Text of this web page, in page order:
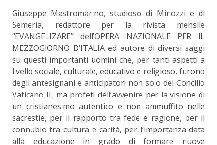
Giuseppe Mastromarino, studioso di Minozzi e di
Semeria, redattore per la rivista mensile
“EVANGELIZARE” dell’OPERA NAZIONALE PER IL
MEZZOGIORNO D’ITALIA ed autore di diversi saggi
su questi importanti uomini che, per tanti aspetti a
livello sociale, culturale, educativo e religioso, furono
degli antesignani e anticipatori non solo del Concilio
Vaticano II, ma profeti dell’avvenire per la visione di
un cristianesimo autentico e non ammuffito nelle
sacrestie, per il rapporto tra fede e ragione, per il
connubio tra cultura e carità, per l’importanza data
alla educazione in grado di formare nuove